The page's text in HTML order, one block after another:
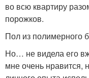
во всю квартиру
порожков.
Пол из полимерного
Но… не видела его
мне очень нравится,